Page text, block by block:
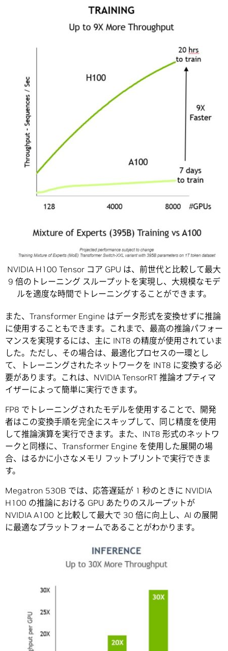
NVIDIA H100 Tensor コア GPU は、前世代と比較して最大
9 倍のトレーニング スループットを実現し、大規模なモデ
ルを適度な時間でトレーニングすることができます。
また、Transformer Engine はデータ形式を変換せずに推論
に使用することもできます。これまで、最高の推論パフォー
マンスを実現するには、主に INT8 の精度が使用されていま
した。ただし、その場合は、最適化プロセスの一環とし
て、トレーニングされたネットワークを INT8 に変換する必
要があります。これは、NVIDIA TensorRT 推論オプティマ
イザーによって簡単に実行できます。
FP8 でトレーニングされたモデルを使用することで、開発
者はこの変換手順を完全にスキップして、同じ精度を使用
して推論演算を実行できます。また、INT8 形式のネットワ
ークと同様に、Transformer Engine を使用した展開の場
合、はるかに小さなメモリ フットプリントで実行できま
す。
Megatron 530B では、応答遅延が 1 秒のときに NVIDIA
H100 の推論における GPU あたりのスループットが
NVIDIA A100 と比較して最大で 30 倍に向上し、AI の展開
に最適なプラットフォームであることがわかります。